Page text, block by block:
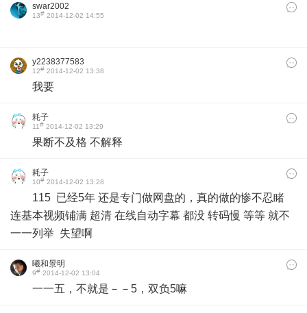
swar2002
13# 2014-12-02 14:55
y2238377583
12# 2014-12-02 13:38
我要
耗子
11# 2014-12-02 13:29
果断不及格 不解释
耗子
10# 2014-12-02 13:28
115 已经5年 还是专门做网盘的，真的做的惨不忍睹
连基本视频铺满 超清 在线自动字幕 都没 转码慢 等等 就不
一一列举 失望啊
曦和景明
9# 2014-12-02 13:04
一一五，不就是－－5，双负5嘛